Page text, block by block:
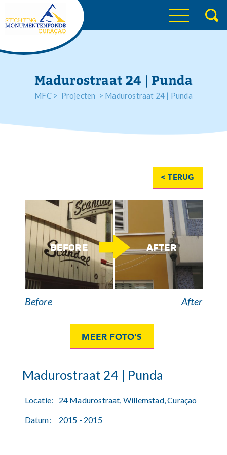
Madurostraat 24 | Punda
MFC> Projecten > Madurostraat 24 | Punda
< TERUG
AFTER
BEFORE
Before After
MEER FOTO'S
Madurostraat 24 | Punda
Locatie: 24 Madurostraat, Willemstad, Curaçao
Datum: 2015 - 2015